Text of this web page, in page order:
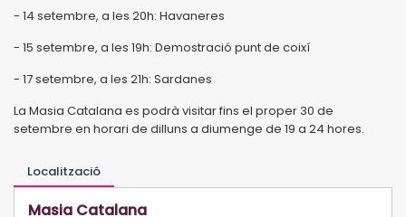
- 14 setembre, a les 20h: Havaneres
- 15 setembre, a les 19h: Demostració punt de coixí
- 17 setembre, a les 21h: Sardanes
La Masia Catalana es podrà visitar fins el proper 30 de
setembre en horari de dilluns a diumenge de 19 a 24 hores.
Localització
Masia Catalana